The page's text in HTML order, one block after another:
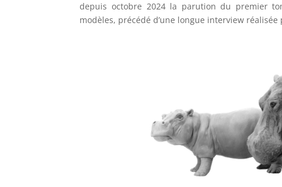
depuis octobre 2024 la parution du premier
modèles, précédé d’une longue interview réalisée